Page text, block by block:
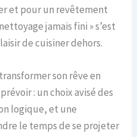
et pour un revêtement
jamais fini » s’est
de cuisiner dehors.
son rêve en
: un choix avisé des
logique, et une
le temps de se projeter